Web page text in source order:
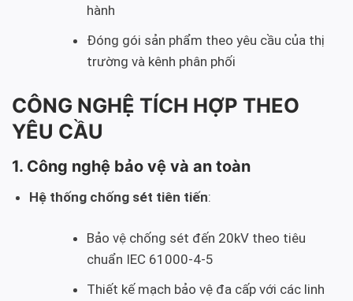
hành
Đóng gói sản phẩm theo yêu cầu của thị
trường và kênh phân phối
CÔNG NGHỆ TÍCH HỢP THEO
YÊU CẦU
1. Công nghệ bảo vệ và an toàn
Hệ thống chống sét tiên tiến:
Bảo vệ chống sét đến 20kV theo tiêu
chuẩn IEC 61000-4-5
Thiết kế mạch bảo vệ đa cấp với các linh